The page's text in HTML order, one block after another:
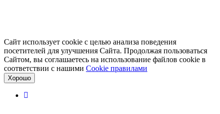
Сайт использует cookie с целью анализа поведения
посетителей для улучшения Сайта. Продолжая пользоваться
Сайтом, вы соглашаетесь на использование файлов cookie в
соответствии с нашими Cookiе правилами
Хорошо